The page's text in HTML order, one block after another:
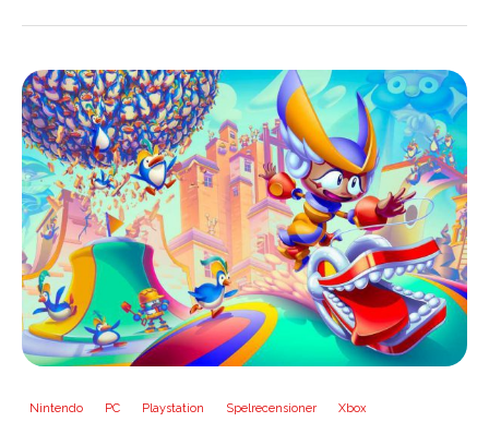
Nintendo PC Playstation Spelrecensioner Xbox